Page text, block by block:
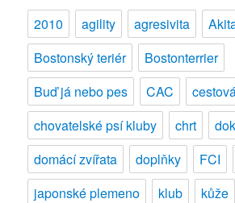
nebo
velký,
pes
nebo
fena?
2010 agility agresivita
Bostonský teriér
Bostonterrier
Buď já nebo pes
CAC
chovatelské psí kluby
chrt
domácí zvířata
doplňky FCI
japonské plemeno
klub kůže